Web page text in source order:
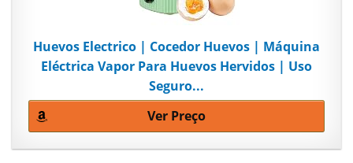
Huevos Electrico | Cocedor Huevos | Máquina
Eléctrica Vapor Para Huevos Hervidos | Uso
Seguro...
Ver Preço